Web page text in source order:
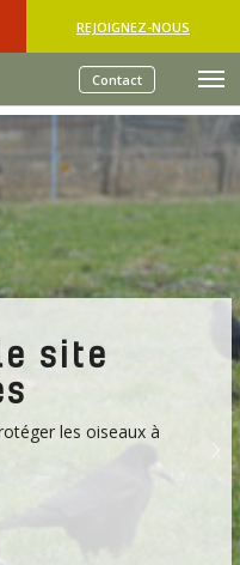
REJOIGNEZ-NOUS
Contact
site
les oiseaux à